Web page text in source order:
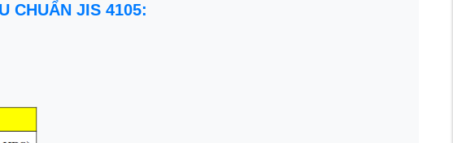
CHUẨN JIS 4105: